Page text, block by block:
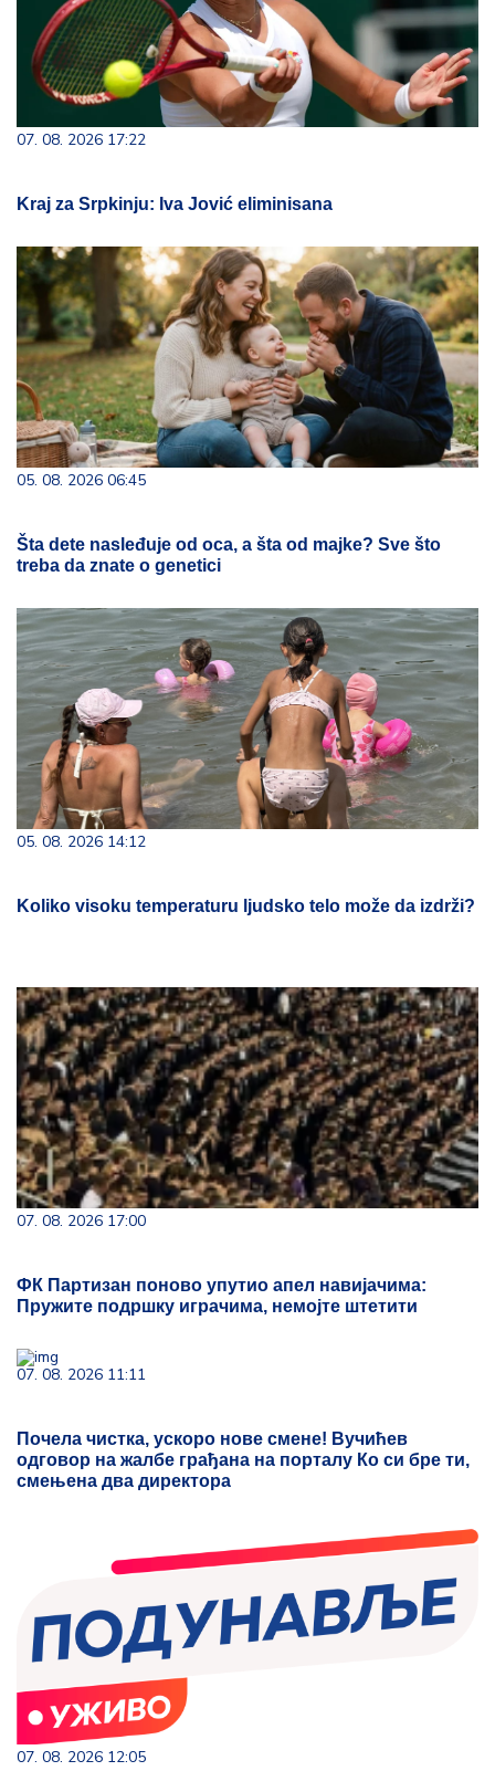
07. 08. 2026 17:22
Kraj za Srpkinju: Iva Jović eliminisana
05. 08. 2026 06:45
Šta dete nasleđuje od oca, a šta od majke? Sve što
treba da znate o genetici
05. 08. 2026 14:12
Koliko visoku temperaturu ljudsko telo može da izdrži?
07. 08. 2026 17:00
ФК Партизан поново упутио апел навијачима:
Пружите подршку играчима, немојте штетити
07. 08. 2026 11:11
Почела чистка, ускоро нове смене! Вучићев
одговор на жалбе грађана на порталу Ко си бре ти,
смењена два директора
07. 08. 2026 12:05